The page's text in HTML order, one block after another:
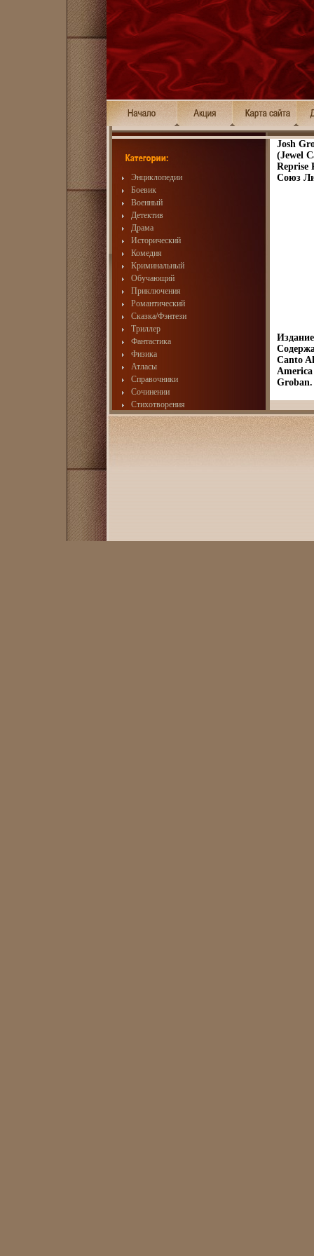
Энциклопедии
Боевик
Военный
Детектив
Драма
Исторический
Комедия
Криминальный
Обучающий
Приключения
Романтический
Сказка/Фэнтези
Триллер
Фантастика
Физика
Атласы
Справочники
Сочинении
Стихотворения
Josh
(Jewel
Reprise
Союз
Canto
Groban.